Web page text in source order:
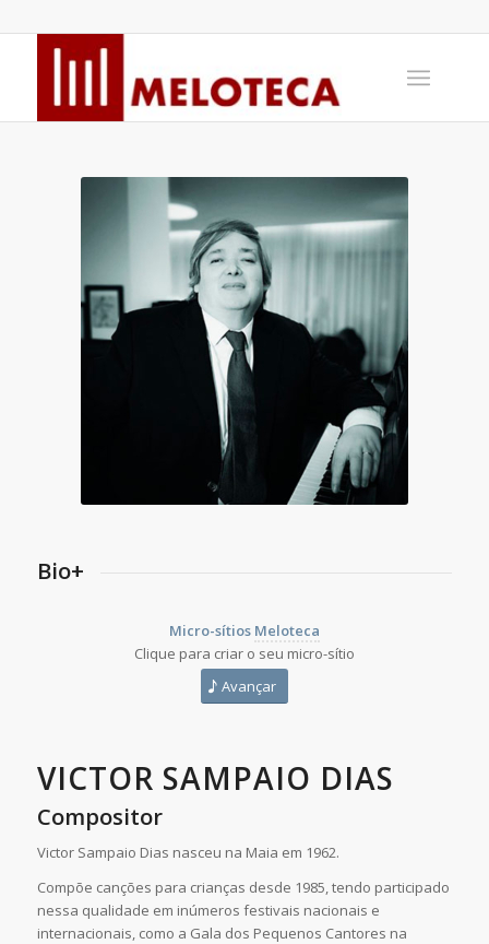
Bio+
Micro-sítios Meloteca
Clique para criar o seu micro-sítio
Avançar
VICTOR SAMPAIO DIAS
Compositor
Victor Sampaio Dias nasceu na Maia em 1962.
Compõe canções para crianças desde 1985, tendo participado
nessa qualidade em inúmeros festivais nacionais e
internacionais, como a Gala dos Pequenos Cantores na